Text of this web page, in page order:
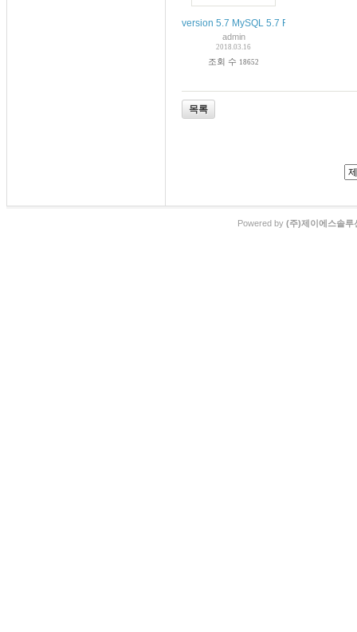
version 5.7 MySQL 5.7 Reference
admin
2018.03.16
조회 수 18652
목록
Powered by (주)제이에스솔루